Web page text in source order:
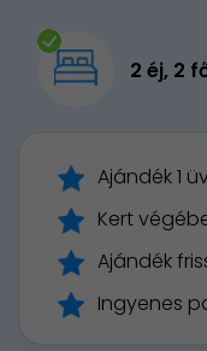
2 éj, 2
Ajándék 1
Kert
Ajándék
Ingyenes